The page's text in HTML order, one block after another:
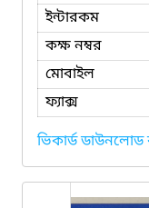
ইন্টারকম
কক্ষ নম্বর
মোবাইল
ফ্যাক্স
ভিকার্ড